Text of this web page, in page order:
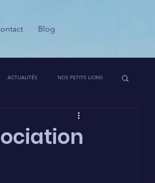
Blog
ACTUALITÉS NOS PETITS LIONS